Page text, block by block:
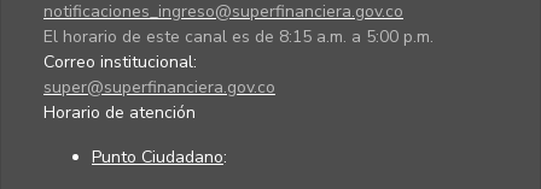
notificaciones_ingreso@superfinanciera.gov.co
El horario de este canal es de 8:15 a.m. a 5:00 p.m.
Correo institucional:
super@superfinanciera.gov.co
Horario de atención
Punto Ciudadano: